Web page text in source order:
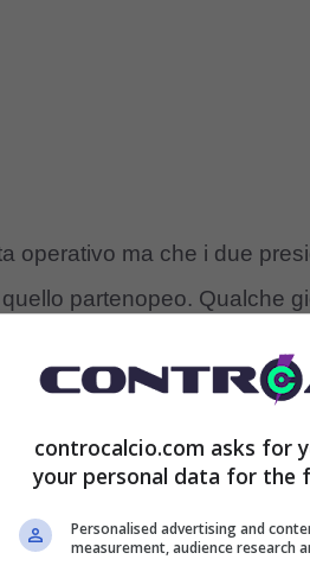
operativo ma che i due
partenopeo. Qualche
la richiesta di 90 milioni
d’animo e ha comunque
era difficile come
controcalcio.com asks for
your personal data for the
Personalised advertising and
measurement, audience research